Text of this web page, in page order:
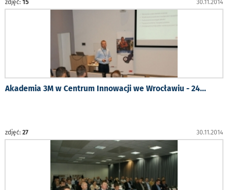
zdjęć: 15 30.11.2014
Akademia 3M w Centrum Innowacji we Wrocławiu - 24...
zdjęć: 27 30.11.2014